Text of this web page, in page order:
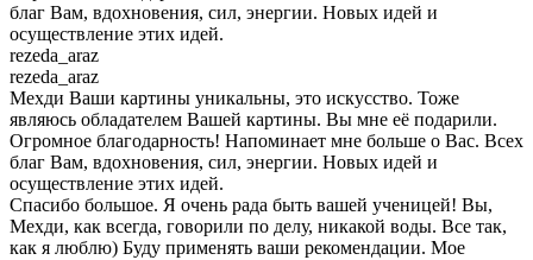
благ Вам, вдохновения, сил, энергии. Новых идей и
осуществление этих идей.
rezeda_araz
rezeda_araz
Мехди Ваши картины уникальны, это искусство. Тоже
являюсь обладателем Вашей картины. Вы мне её подарили.
Огромное благодарность! Напоминает мне больше о Вас. Всех
благ Вам, вдохновения, сил, энергии. Новых идей и
осуществление этих идей.
Спасибо большое. Я очень рада быть вашей ученицей! Вы,
Мехди, как всегда, говорили по делу, никакой воды. Все так,
как я люблю) Буду применять ваши рекомендации. Мое